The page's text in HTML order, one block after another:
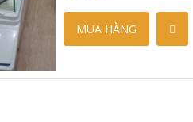
MUA HÀNG